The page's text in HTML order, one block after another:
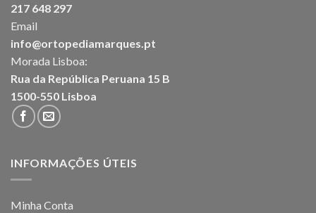
217 648 297
Email
info@ortopediamarques.pt
Morada Lisboa:
Rua da República Peruana 15 B
1500-550 Lisboa
INFORMAÇÕES ÚTEIS
Minha Conta